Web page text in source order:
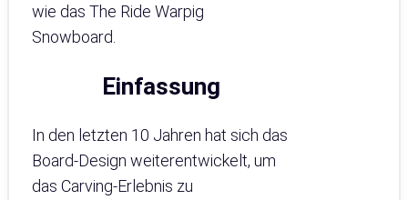
wie das The Ride Warpig
Snowboard.
Einfassung
In den letzten 10 Jahren hat sich das
Board-Design weiterentwickelt, um
das Carving-Erlebnis zu